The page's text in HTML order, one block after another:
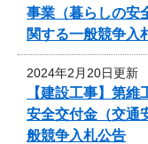
事業（暮らしの安
関する一般競争入
2024年2月20日更新
【建設工事】第
安全交付金（交通
般競争入札公告